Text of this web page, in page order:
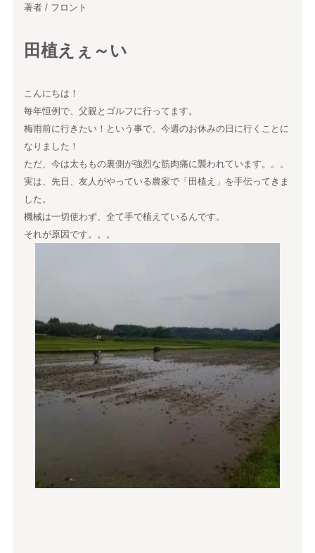
著者 / フロント
田植えぇ～い
こんにちは！
毎年恒例で、父親とゴルフに行ってます。
梅雨前に行きたい！という事で、今週のお休みの日に行くことに
なりました！
ただ、今は太ももの裏側が強烈な筋肉痛に襲われています。。。
実は、先日、友人がやっている農家で「田植え」を手伝ってきま
した。
機械は一切使わず、全て手で植えているんです。
それが原因です。。。